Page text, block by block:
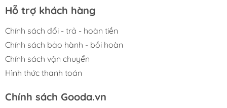
Hỗ trợ khách hàng
Chính sách đổi - trả - hoàn tiền
Chính sách bảo hành - bồi hoàn
Chính sách vận chuyển
Hình thức thanh toán
Chính sách Gooda.vn